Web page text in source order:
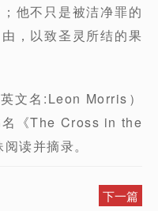
他不只是被洁净罪的
，以致圣灵所结的果
文名:Leon Morris）
名《The Cross in the
读并摘录。
下一篇